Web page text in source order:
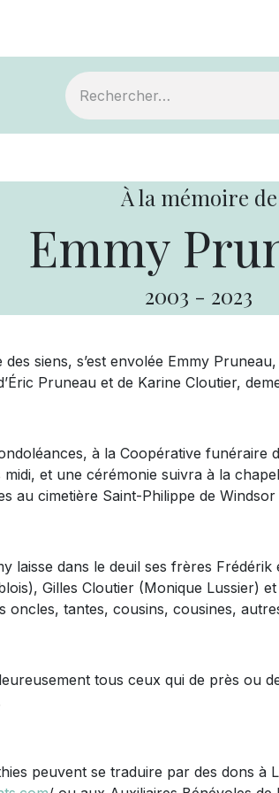
À la mémoire de
Emmy
2003 - 2023
siens, s’est envolée Emmy
Pruneau et de Karine Cloutier,
à la Coopérative funéraire
et une cérémonie suivra à la
au cimetière Saint-Philippe de
laisse dans le deuil ses frères
Gilles Cloutier (Monique Lussier)
oncles, tantes, cousins, cousines,
tous ceux qui de près ou
peuvent se traduire par des dons à